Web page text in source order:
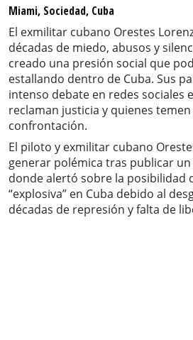
Miami, Sociedad, Cuba
El exmilitar cubano Orestes
décadas de miedo, abusos y
creado una presión social que
estallando dentro de Cuba. Sus
intenso debate en redes sociales
reclaman justicia y quienes
confrontación.
El piloto y exmilitar cubano
generar polémica tras publicar
donde alertó sobre la posibilidad
“explosiva” en Cuba debido al
décadas de represión y falta de